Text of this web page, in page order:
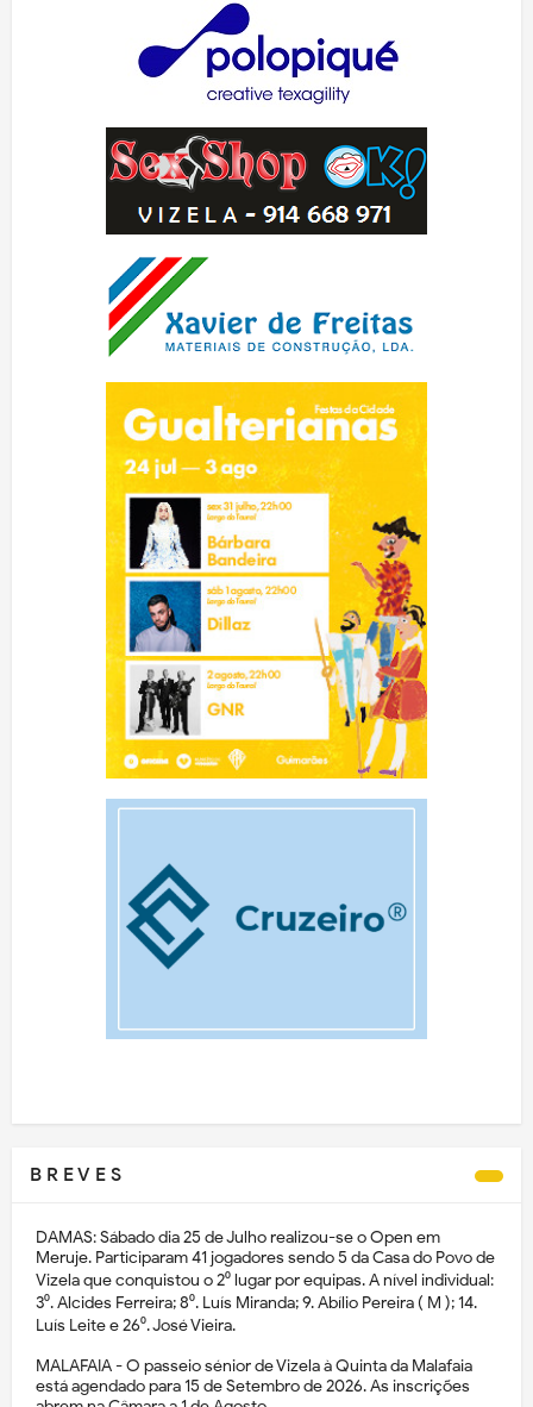
B R E V E S
DAMAS: Sábado dia 25 de Julho realizou-se o Open em
Meruje. Participaram 41 jogadores sendo 5 da Casa do Povo de
Vizela que conquistou o 2⁰ lugar por equipas. A nível individual:
3⁰. Alcides Ferreira; 8⁰. Luís Miranda; 9. Abílio Pereira ( M ); 14.
Luís Leite e 26⁰. José Vieira.
MALAFAIA - O passeio sénior de Vizela à Quinta da Malafaia
está agendado para 15 de Setembro de 2026. As inscrições